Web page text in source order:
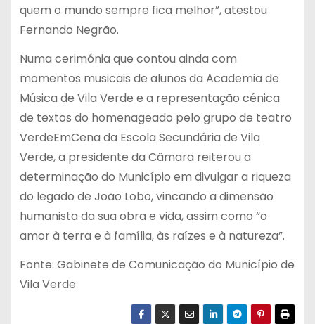
quem o mundo sempre fica melhor”, atestou
Fernando Negrão.
Numa cerimónia que contou ainda com
momentos musicais de alunos da Academia de
Música de Vila Verde e a representação cénica
de textos do homenageado pelo grupo de teatro
VerdeEmCena da Escola Secundária de Vila
Verde, a presidente da Câmara reiterou a
determinação do Município em divulgar a riqueza
do legado de João Lobo, vincando a dimensão
humanista da sua obra e vida, assim como “o
amor à terra e à família, às raízes e à natureza”.
Fonte: Gabinete de Comunicação do Município de
Vila Verde